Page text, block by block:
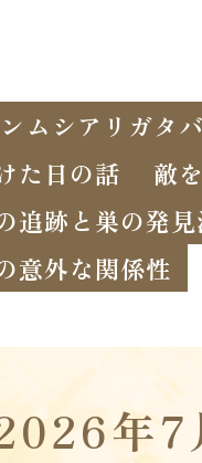
ムシアリガタ
た日の話
敵
追跡と巣の発見
意外な関係性
年7